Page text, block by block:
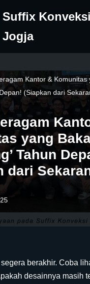
Suffix Konveksi
Jogja
Kantor & Komunitas
Depan! (Siapkan dari
yang
Tahun
dari
berakhir. Coba
desainnya masih